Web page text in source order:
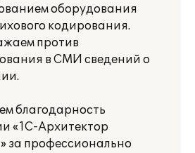
оборудования
кодирования.
против
в СМИ сведений о
благодарность
«1С-Архитектор
за профессионально